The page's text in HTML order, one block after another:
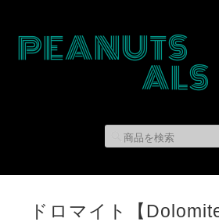
PEANUTS
ALS
ドロマイト【